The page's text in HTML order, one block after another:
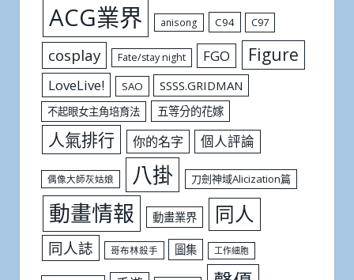
ACG業界 anisong C94 C97
cosplay Fate/stay night FGO Figure
LoveLive! SAO SSSS.GRIDMAN
不起眼女主角培育法 五等分的花嫁
人氣排行 你的名字 個人評論
偶像大師灰姑娘 八掛 刀劍神域Alicization篇
動畫情報 動畫業界 同人
同人誌 哥布林殺手 圖集 工作細胞